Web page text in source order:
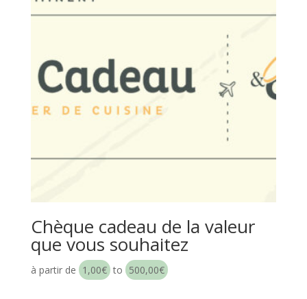
Chèque cadeau de la valeur
que vous souhaitez
à partir de 1,00€ to 500,00€